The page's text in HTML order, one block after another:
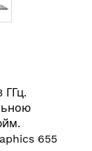
ГГц.
655